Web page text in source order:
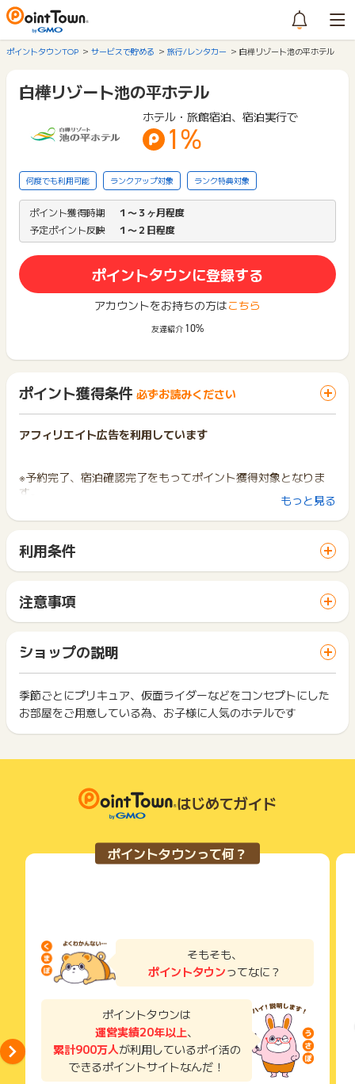
ポイントタウンTOP サービスで貯める 旅行/レンタカー 白樺リゾート池の平ホテル
白樺リゾート池の平ホテル
ホテル・旅館宿泊、宿泊実行で
1%
何度でも利用可能 ランクアップ対象 ランク特典対象
ポイント獲得時期
１〜３ヶ月程度
予定ポイント反映
１〜２日程度
ポイントタウンに登録する
アカウントをお持ちの方はこちら
友達紹介 10%
ポイント獲得条件 必ずお読みください
アフィリエイト広告を利用しています
※予約完了、宿泊確認完了をもってポイント獲得対象となりま
す。
※宿泊確認完了に時間を要する場合がありますのでご了承下さ
い。（ポイント獲得まで最大8か月程度かかる場合がありま
※電話予約、キャンセル、不泊等はポイント獲得対象外となりま
す。
※ポイントに関するお問い合わせは、
ポイントタウンサポートま
でお問い合わせください。
ポイントについて、広告主に直接お問い合わせをした場合、ポ
イント獲得対象外となる場合がございます。
※ポイントに関するお問い合わせは、ポイントタウンのサポート
までお問い合わせください。ポイントについて、広告主に直接
お問い合わせをした場合、ポイント獲得対象外となる場合がご
ざいます。
もっと見る
利用条件
サイトに移動してからお申し込みやお買い物が完了するまでの
間に、同じブラウザ（※）で他のサイトに移動した場合はポイン
ト獲得ができません。
「 サイトへ行ってポイントGET 」ボタンを押した時とサービ
ス・お買い物利用時で、デバイス・ブラウザが異なる場合はポ
イント獲得ができません。
2回以上同じお買い物・サービスをご利用される場合は、毎回
ポイントタウンに戻り、「 サイトへ行ってポイントGET 」ボ
下記の事項に該当する場合、広告主側で対象外とみなし、「獲
・同一端末や同一世帯で、繰り返し利用不可のサービス・お買
い物を複数回ご利用された場合
・他のポイントサイトや比較サイト、検索サイトなどを経由し
ご利用前には、Cookieの削除をおこなっていただくことを推奨
します。
読みください。
お申し込みやお買い物後、利用したサイトから送られる購入完
獲得待ち・獲得失敗の状態でお問い合わせされる際に、該当の
メールを送っていただく場合がございます。
そのため、紛失・破棄された場合は対応いたしかねますので、
ご注意ください。
注意事項
一部のサービスにつきましては、1商品につき10円単位の金額
は切り捨てとなります。
ポイント獲得が1ポイント未満のものは切り捨てとなり、ポイ
ント履歴には記載されません。
原則として広告主側のポイント等を利用して支払われた金額分
につきましては、ポイントタウンのポイント獲得の対象には含
まれません。
各サービス・お買い物の獲得ポイントや獲得条件、キャンペー
ン期間が予告なしに変更される場合がございますが、ご利用さ
条件を達成しているかどうかは各広告主ではなく、代理店が行
っているため、広告主はポイントに関する詳細を把握しており
広告に遷移しない場合は掲載が終了となっておりポイントが獲
得できませんので、ご注意くださいませ。
ショップの説明
季節ごとにプリキュア、仮面ライダーなどをコンセプトにした
お部屋をご用意している為、お子様に人気のホテルです
はじめてガイド
ポイントタウンって何？
そもそも、
ポイントタウンってなに？
ポイントタウンは
運営実績20年以上、
累計900万人が利用しているポイ活の
できるポイントサイトなんだ！